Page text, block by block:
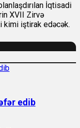
İqtisadi
XVII Zirvə
kimi iştirak edəcək.
edib